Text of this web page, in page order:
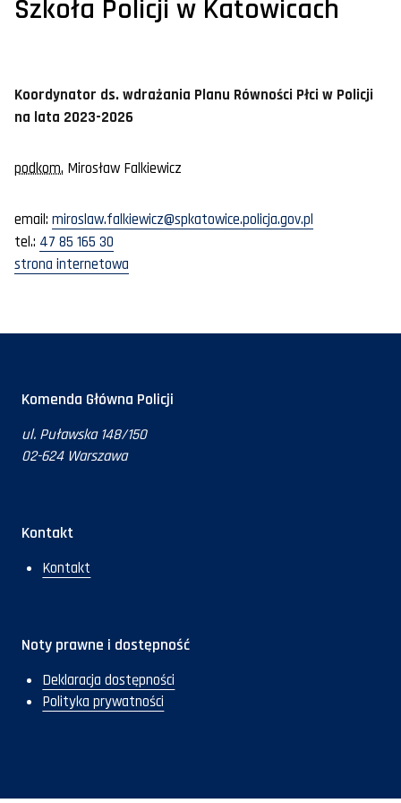
Szkoła Policji w Katowicach
Koordynator ds. wdrażania Planu Równości Płci w Policji
na lata 2023-2026
podkom. Mirosław Falkiewicz
email: miroslaw.falkiewicz@spkatowice.policja.gov.pl
tel.: 47 85 165 30
strona internetowa
Komenda Główna Policji
ul. Puławska 148/150
02-624 Warszawa
Kontakt
Kontakt
Noty prawne i dostępność
Deklaracja dostępności
Polityka prywatności